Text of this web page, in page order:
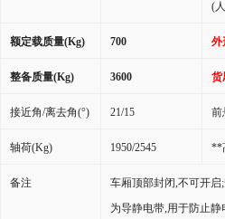
(人
额定载质量(Kg) 700 外
整备质量(Kg) 3600 货
接近角/离去角(°) 21/15 前
轴荷(Kg) 1950/2545 **
备注 车厢顶部封闭,不可开启;
为导静电带,用于防止静